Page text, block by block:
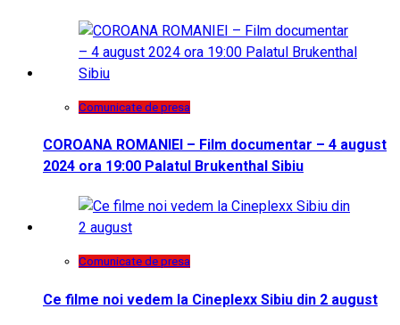
Comunicate de presa
COROANA ROMANIEI – Film documentar – 4 august
2024 ora 19:00 Palatul Brukenthal Sibiu
Comunicate de presa
Ce filme noi vedem la Cineplexx Sibiu din 2 august